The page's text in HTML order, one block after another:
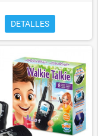
DETALLES